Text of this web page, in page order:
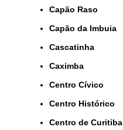
Capão Raso
Capão da Imbuia
Cascatinha
Caximba
Centro Cívico
Centro Histórico
Centro de Curitiba